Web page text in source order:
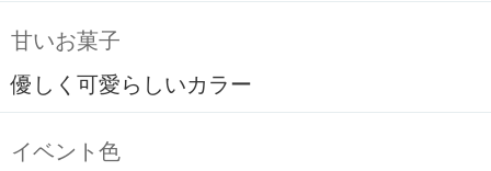
甘いお菓子
優しく可愛らしいカラー
イベント色